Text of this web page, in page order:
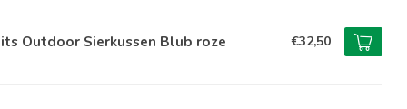
Outdoor Sierkussen Blub roze €32,50